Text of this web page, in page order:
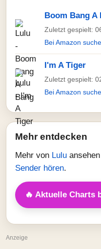
Boom Bang A
Zuletzt gespielt:
Bei Amazon
I'm A Tiger
Zuletzt gespielt:
Bei Amazon
Mehr entdecken
Mehr von Lulu
Sender hören.
🔥 Aktuelle Charts
Anzeige